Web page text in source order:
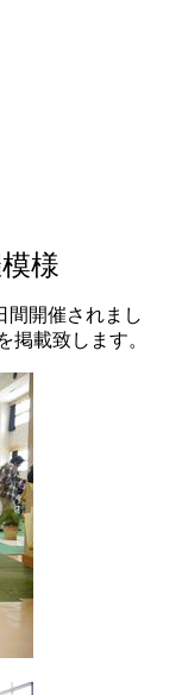
様
間開催されまし
載致します。